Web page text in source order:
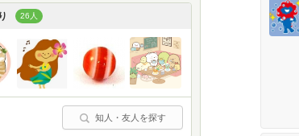
26人
知人・友人を探す